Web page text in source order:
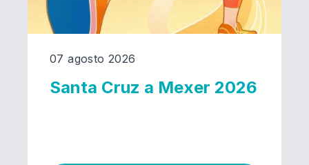
07 agosto 2026
Santa Cruz a Mexer 2026